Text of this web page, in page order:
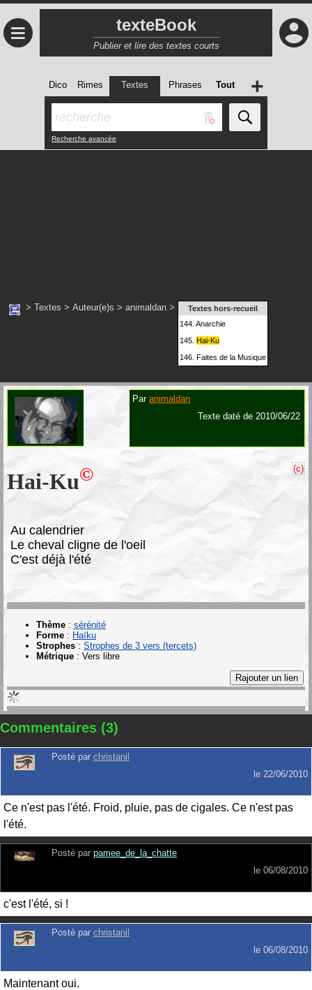
≡ texteBook
Publier et lire des textes courts
Dico Rimes Textes Phrases Tout
Recherche avancée
+
> Textes > Auteur(e)s > animaldan >
Textes hors-recueil
144. Anarchie
145. Hai-Ku
146. Faites de la Musique
Par animaldan
Texte daté de 2010/06/22
(c)
Hai-Ku©
Au calendrier
Le cheval cligne de l'oeil
C'est déjà l'été
Thème : sérénité
Forme : Haïku
Strophes : Strophes de 3 vers (tercets)
Métrique : Vers libre
Commentaires (3)
Posté par christanil
le 22/06/2010
Ce n'est pas l'été. Froid, pluie, pas de cigales. Ce n'est pas
l'été.
Posté par pamee_de_la_chatte
le 06/08/2010
c'est l'été, si !
Posté par christanil
le 06/08/2010
Maintenant oui.